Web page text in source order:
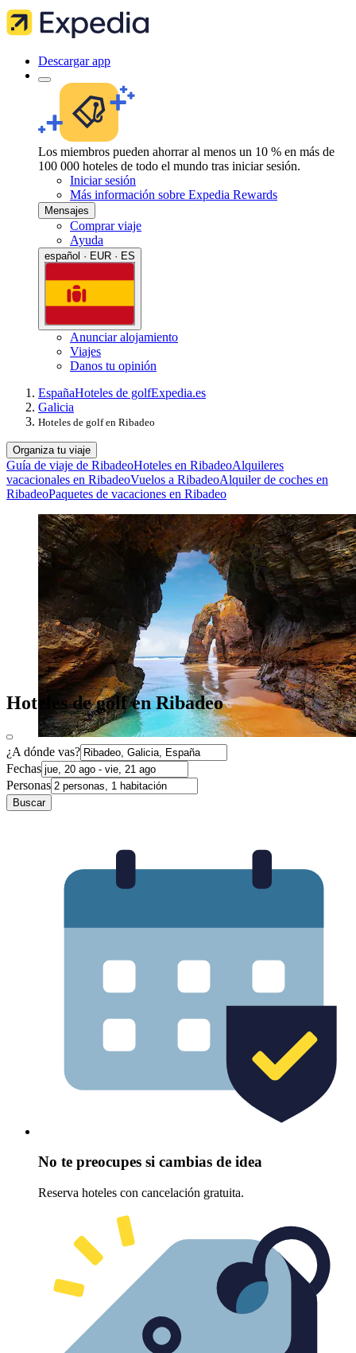
Descargar app
Los miembros pueden ahorrar al menos un 10 % en más de
100 000 hoteles de todo el mundo tras iniciar sesión.
Iniciar sesión
Más información sobre Expedia Rewards
Mensajes
Comprar viaje
Ayuda
español · EUR · ES
Anunciar alojamiento
Viajes
Danos tu opinión
EspañaHoteles de golfExpedia.es
Galicia
Hoteles de golf en Ribadeo
Organiza tu viaje
Guía de viaje de RibadeoHoteles en RibadeoAlquileres
vacacionales en RibadeoVuelos a RibadeoAlquiler de coches en
RibadeoPaquetes de vacaciones en Ribadeo
Hoteles de golf en Ribadeo
¿A dónde vas?
Fechas
Personas
Buscar
No te preocupes si cambias de idea
Reserva hoteles con cancelación gratuita.